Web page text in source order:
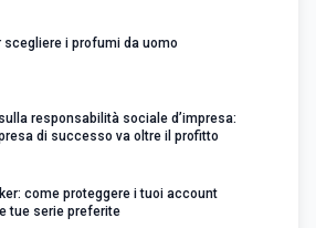
scegliere i profumi da uomo
responsabilità sociale d’impresa:
di successo va oltre il profitto
come proteggere i tuoi account
tue serie preferite